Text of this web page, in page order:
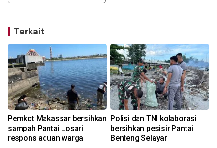
Terkait
Pemkot Makassar bersihkan
sampah Pantai Losari
respons aduan warga
Polisi dan TNI kolaborasi
bersihkan pesisir Pantai
Benteng Selayar